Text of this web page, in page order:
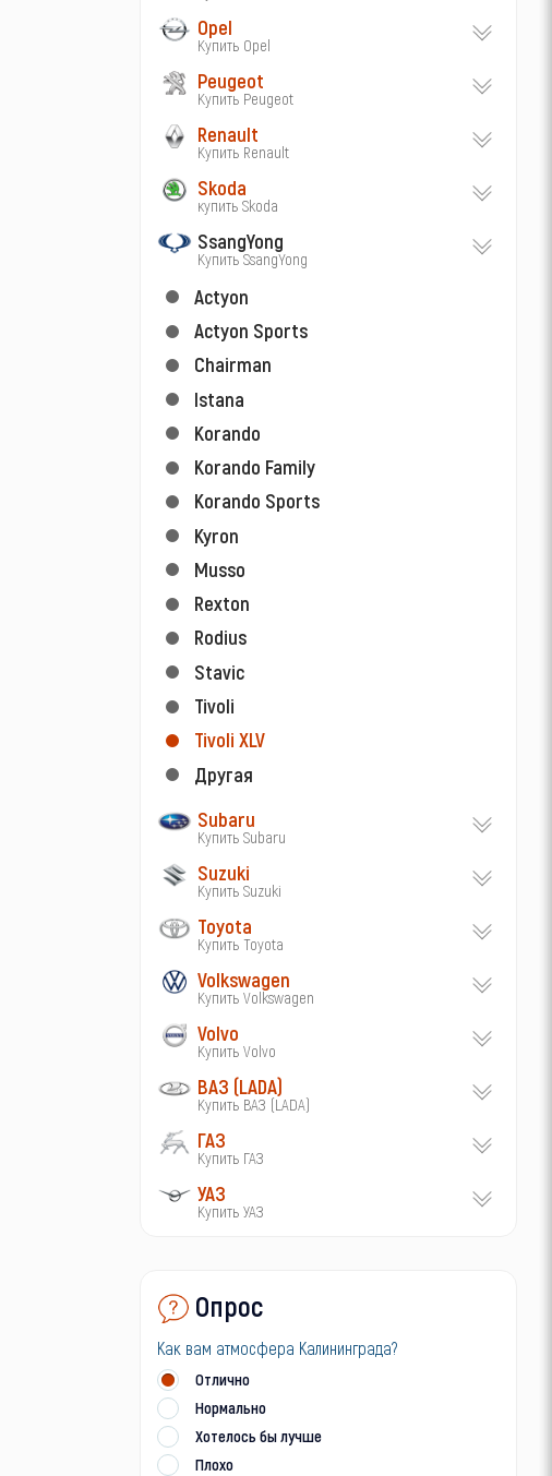
Opel
Купить Opel
Peugeot
Купить Peugeot
Renault
Купить Renault
Skoda
купить Skoda
SsangYong
Купить SsangYong
Actyon
Actyon Sports
Chairman
Istana
Korando
Korando Family
Korando Sports
Kyron
Musso
Rexton
Rodius
Stavic
Tivoli
Tivoli XLV
Другая
Subaru
Купить Subaru
Suzuki
Купить Suzuki
Toyota
Купить Toyota
Volkswagen
Купить Volkswagen
Volvo
Купить Volvo
ВАЗ (LADA)
Купить ВАЗ (LADA)
ГАЗ
Купить ГАЗ
УАЗ
Купить УАЗ
Опрос
Как вам атмосфера Калининграда?
Отлично
Нормально
Хотелось бы лучше
Плохо